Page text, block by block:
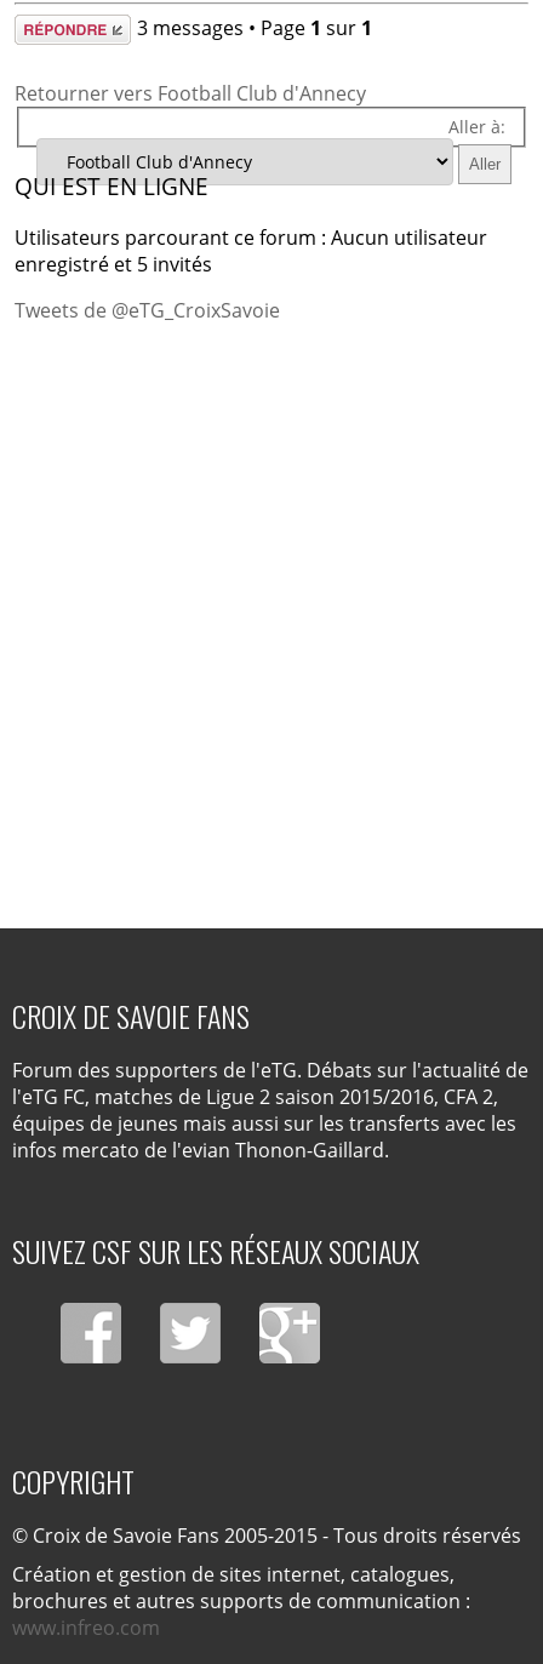
Répondre 3 messages • Page 1 sur 1
Retourner vers Football Club d'Annecy
Aller à:
QUI EST EN LIGNE
Utilisateurs parcourant ce forum : Aucun utilisateur
enregistré et 5 invités
Tweets de @eTG_CroixSavoie
CROIX DE SAVOIE FANS
Forum des supporters de l'eTG. Débats sur l'actualité de
l'eTG FC, matches de Ligue 2 saison 2015/2016, CFA 2,
équipes de jeunes mais aussi sur les transferts avec les
infos mercato de l'evian Thonon-Gaillard.
SUIVEZ CSF SUR LES RÉSEAUX SOCIAUX
COPYRIGHT
© Croix de Savoie Fans 2005-2015 - Tous droits réservés
Création et gestion de sites internet, catalogues,
brochures et autres supports de communication :
www.infreo.com